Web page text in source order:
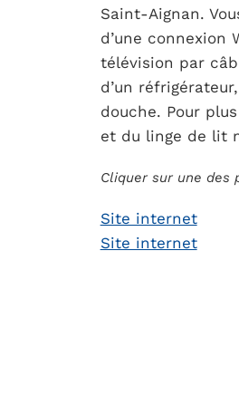
Saint-Aignan.
d’une connexion
télévision par
d’un
douche. Pour
et du linge de lit
Cliquer sur une des
Site internet
Site internet